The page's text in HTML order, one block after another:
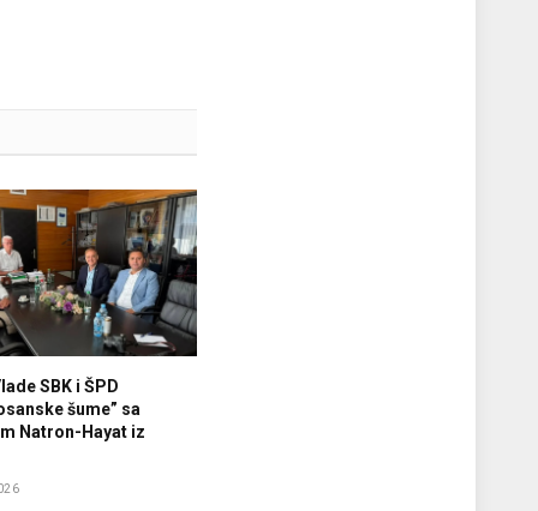
SBK i ŠPD
šume” sa
Natron-Hayat iz